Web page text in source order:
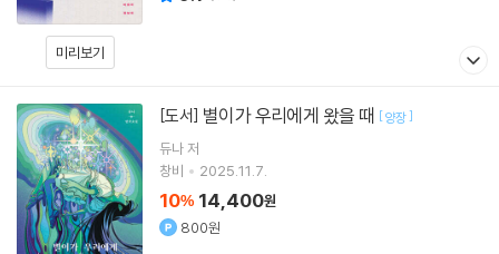
미리보기
[도서] 별이가 우리에게 왔을 때 [양장]
듀나저
창비
2025.11.7.
10% 14,400원
800원